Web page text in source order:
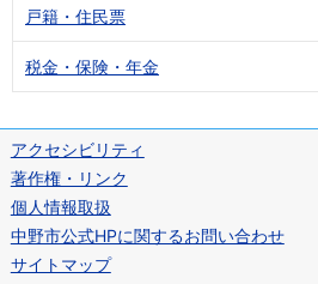
戸籍・住民票
税金・保険・年金
アクセシビリティ
著作権・リンク
個人情報取扱
中野市公式HPに関するお問い合わせ
サイトマップ